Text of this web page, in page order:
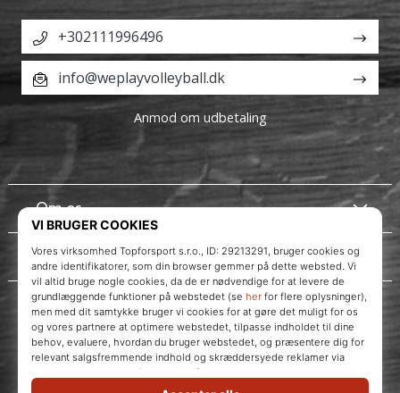
WePlayVolleyball.dk
Om os
Kundeservice
+302111996496
info@weplayvolleyball.dk
Anmod om udbetaling